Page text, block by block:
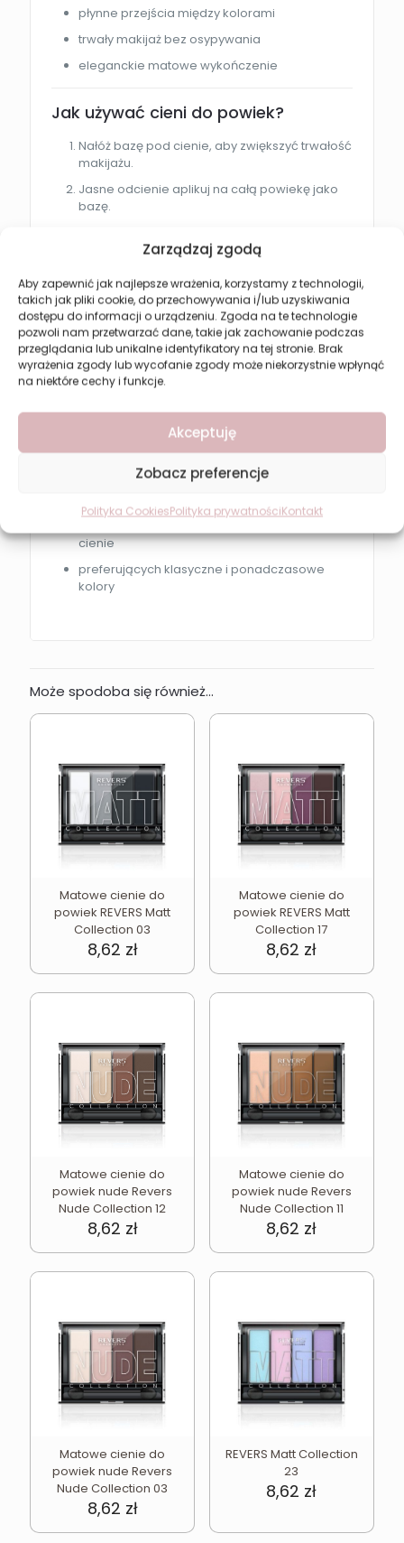
Zarządzaj zgodą
Aby zapewnić jak najlepsze wrażenia, korzystamy z technologii,
takich jak pliki cookie, do przechowywania i/lub uzyskiwania
dostępu do informacji o urządzeniu. Zgoda na te technologie
pozwoli nam przetwarzać dane, takie jak zachowanie podczas
przeglądania lub unikalne identyfikatory na tej stronie. Brak
wyrażenia zgody lub wycofanie zgody może niekorzystnie wpłynąć
na niektóre cechy i funkcje.
Akceptuję
Zobacz preferencje
Polityka CookiesPolityka prywatnościKontakt
płynne przejścia między kolorami
trwały makijaż bez osypywania
eleganckie matowe wykończenie
Jak używać cieni do powiek?
Nałóż bazę pod cienie, aby zwiększyć trwałość
makijażu.
Jasne odcienie aplikuj na całą powiekę jako
bazę.
powieki oraz zewnętrznym kąciku oka.
Blenduj cienie pędzlem, aby uzyskać
naturalne przejścia.
Stopniuj intensywność kolorów w zależności
od efektu makijażu.
Dla kogo jest ten produkt?
Revers Nude Collection 12 będzie idealna dla osób:
lubiących naturalny makijaż oka
szukających matowych cieni nude
cienie
preferujących klasyczne i ponadczasowe
kolory
Może spodoba się również…
Matowe cienie do
powiek REVERS Matt
Collection 03
8,62 zł
Matowe cienie do
powiek REVERS Matt
Collection 17
8,62 zł
Matowe cienie do
powiek nude Revers
Nude Collection 12
8,62 zł
Matowe cienie do
powiek nude Revers
Nude Collection 11
8,62 zł
Matowe cienie do
powiek nude Revers
Nude Collection 03
8,62 zł
REVERS Matt Collection
23
8,62 zł